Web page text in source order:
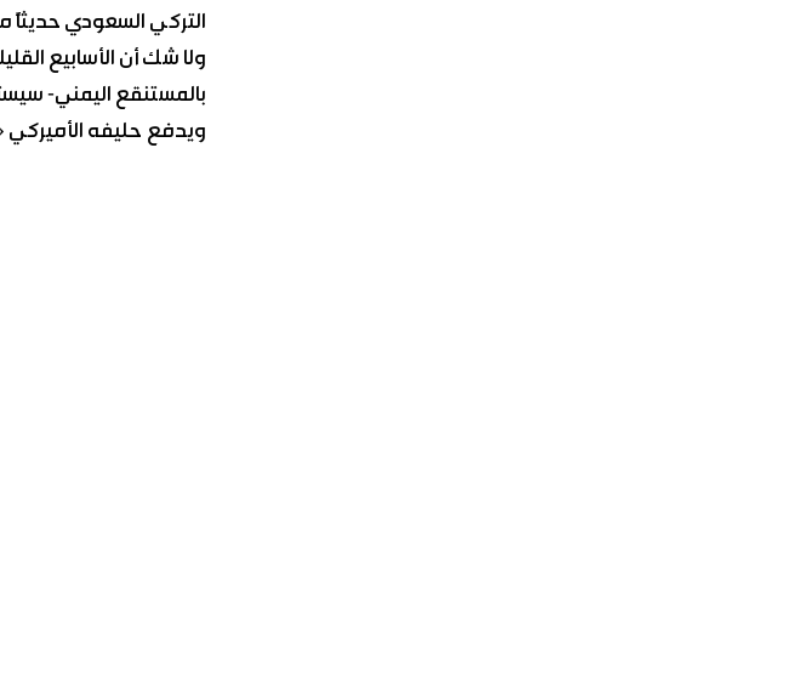
التركي السعودي حديثاً
ولا شك أن الأسابيع
بالمستنقع اليمني-
ويدفع حليفه